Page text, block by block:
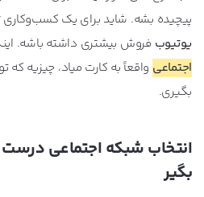
پیچیده بشه. شاید برای یک کسب‌وکاری
یوتیوب فروش بیشتری داشته باشه.
اجتماعی واقعاً به کارت میاد، چیزیه که
بگیری.
انتخاب شبکه اجتماعی درست
بگیر